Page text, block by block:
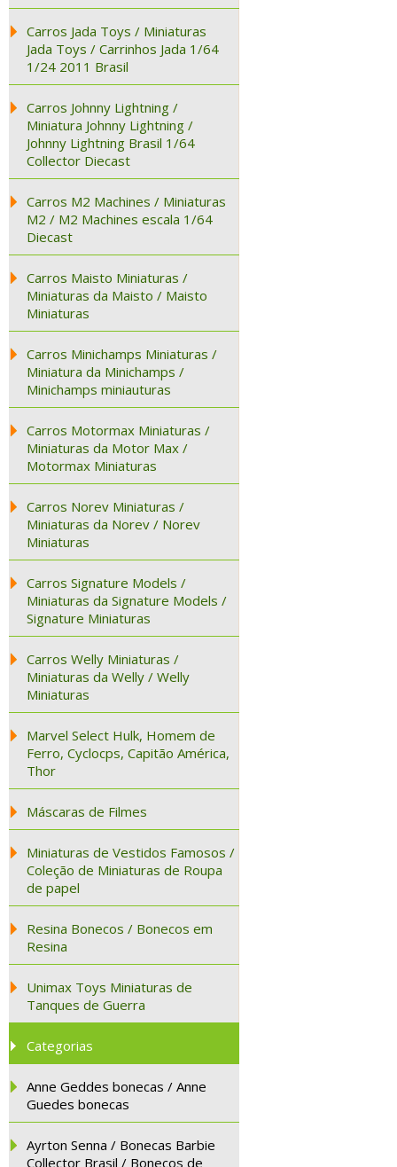
Carros Jada Toys / Miniaturas
Jada Toys / Carrinhos Jada 1/64
1/24 2011 Brasil
Carros Johnny Lightning /
Miniatura Johnny Lightning /
Johnny Lightning Brasil 1/64
Collector Diecast
Carros M2 Machines / Miniaturas
M2 / M2 Machines escala 1/64
Diecast
Carros Maisto Miniaturas /
Miniaturas da Maisto / Maisto
Miniaturas
Carros Minichamps Miniaturas /
Miniatura da Minichamps /
Minichamps miniauturas
Carros Motormax Miniaturas /
Miniaturas da Motor Max /
Motormax Miniaturas
Carros Norev Miniaturas /
Miniaturas da Norev / Norev
Miniaturas
Carros Signature Models /
Miniaturas da Signature Models /
Signature Miniaturas
Carros Welly Miniaturas /
Miniaturas da Welly / Welly
Miniaturas
Marvel Select Hulk, Homem de
Ferro, Cyclocps, Capitão América,
Thor
Máscaras de Filmes
Miniaturas de Vestidos Famosos /
Coleção de Miniaturas de Roupa
de papel
Resina Bonecos / Bonecos em
Resina
Unimax Toys Miniaturas de
Tanques de Guerra
Categorias
Anne Geddes bonecas / Anne
Guedes bonecas
Ayrton Senna / Bonecas Barbie
Collector Brasil / Bonecos de